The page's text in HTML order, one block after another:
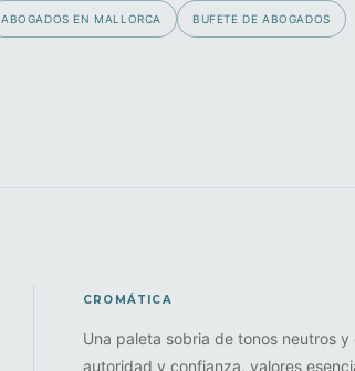
ABOGADOS EN MALLORCA BUFETE DE ABOGADOS
CROMÁTICA
Una paleta sobria de tonos neutros
autoridad y confianza, valores